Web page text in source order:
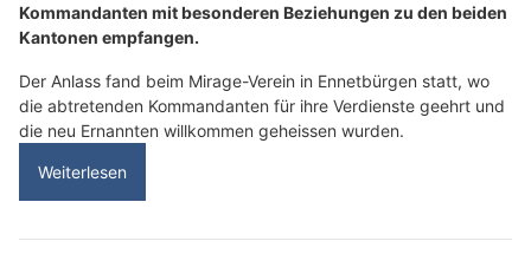
Kommandanten mit besonderen Beziehungen zu den beiden
Kantonen empfangen.
Der Anlass fand beim Mirage-Verein in Ennetbürgen statt, wo
die abtretenden Kommandanten für ihre Verdienste geehrt und
die neu Ernannten willkommen geheissen wurden.
Weiterlesen